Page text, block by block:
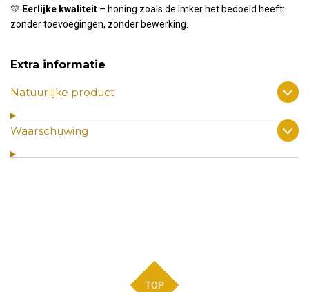
💛 Eerlijke kwaliteit – honing zoals de imker het bedoeld heeft:
zonder toevoegingen, zonder bewerking.
Extra informatie
Natuurlijke product
Waarschuwing
TOP